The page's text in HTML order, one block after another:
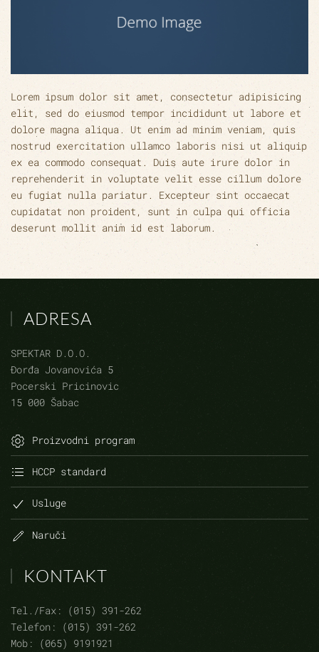
Lorem ipsum dolor sit amet, consectetur adipisicing
elit, sed do eiusmod tempor incididunt ut labore et
dolore magna aliqua. Ut enim ad minim veniam, quis
nostrud exercitation ullamco laboris nisi ut aliquip
ex ea commodo consequat. Duis aute irure dolor in
reprehenderit in voluptate velit esse cillum dolore
eu fugiat nulla pariatur. Excepteur sint occaecat
cupidatat non proident, sunt in culpa qui officia
deserunt mollit anim id est laborum.
ADRESA
SPEKTAR D.O.O.
Đorđa Jovanovića 5
Pocerski Pricinovic
15 000 Šabac
Proizvodni program
HCCP standard
Usluge
Naruči
KONTAKT
Tel./Fax: (015) 391-262
Telefon: (015) 391-262
Mob: (065) 9191921